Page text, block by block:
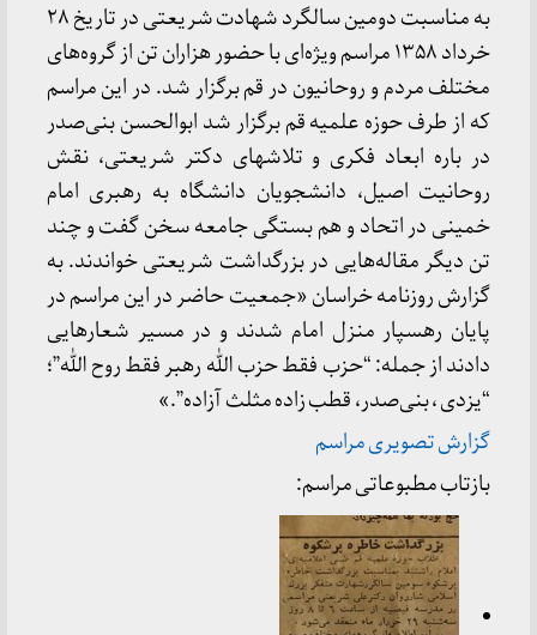
به مناسبت دومین سالگرد شهادت شریعتی در تاریخ ۲۸
خرداد ۱۳۵۸ مراسم ویژه‌ای با حضور هزاران تن از گروه‌های
مختلف مردم و روحانیون در قم برگزار شد. در این مراسم
که از طرف حوزه علمیه قم برگزار شد ابوالحسن بنی‌صدر
در باره ابعاد فکری و تلاشهای دکتر شریعتی، نقش
روحانیت اصیل، دانشجویان دانشگاه به رهبری امام
خمینی در اتحاد و هم بستگی جامعه سخن گفت و چند
تن دیگر مقاله‌هایی در بزرگداشت شریعتی خواندند. به
گزارش روزنامه خراسان «جمعیت حاضر در این مراسم در
پایان رهسپار منزل امام شدند و در مسیر شعارهایی
دادند از جمله: “حزب فقط حزب الله رهبر فقط روح الله”؛
“یزدی ، بنی‌صدر، قطب زاده مثلث آزاده”.»
گزارش تصویری مراسم
بازتاب مطبوعاتی مراسم: